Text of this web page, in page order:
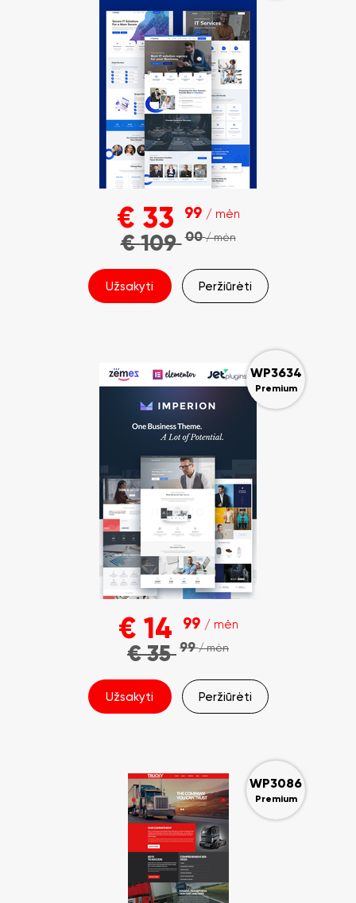
€ 33 99 / mėn
€109 00 / mėn
Užsakyti Peržiūrėti
WP3634
Premium
€ 14 99 / mėn
€35 99 / mėn
Užsakyti Peržiūrėti
WP3086
Premium